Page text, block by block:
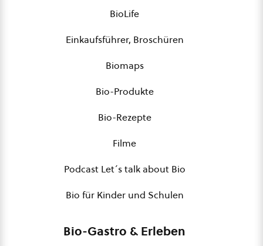
BioLife
Einkaufsführer, Broschüren
Biomaps
Bio-Produkte
Bio-Rezepte
Filme
Podcast Let´s talk about Bio
Bio für Kinder und Schulen
Bio-Gastro & Erleben